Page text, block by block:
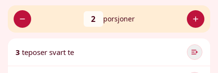
2 porsjoner
3 teposer svart te